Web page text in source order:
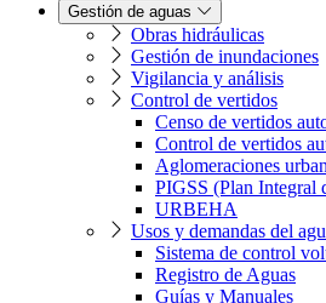
Gestión de aguas
Obras hidráulicas
Gestión de inundaciones
Vigilancia y análisis
Control de vertidos
Censo de vertidos
Control de vertidos
Aglomeraciones
PIGSS (Plan Integral
URBEHA
Usos y demandas del
Sistema de control
Registro de Aguas
Guías y Manuales